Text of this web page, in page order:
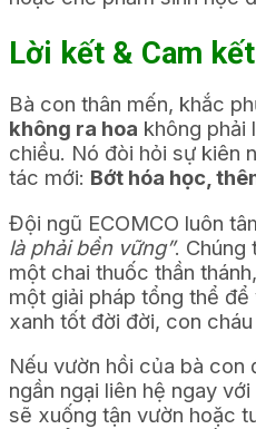
Lời kết & Cam
Bà con thân mến, khắc
không ra hoa không phải
chiều. Nó đòi hỏi sự kiên
tác mới: Bớt hóa học,
Đội ngũ ECOMCO luôn
là phải bền vững”. Chúng
một chai thuốc thần
một giải pháp tổng thể
xanh tốt đời đời, con
Nếu vườn hồi của bà con
ngần ngại liên hệ ngay
sẽ xuống tận vườn hoặc